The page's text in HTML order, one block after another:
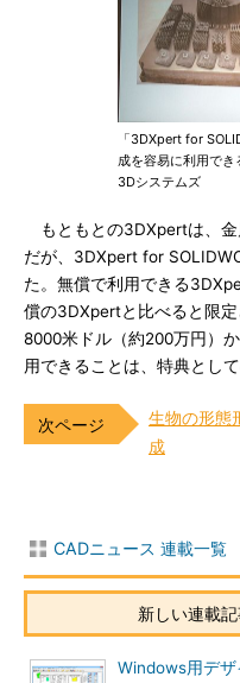
「3DXpert for
成を容易に利用でき
3Dシステムズ
もともとの3DXpertは、金
だが、3DXpert for
た。無償で利用できる
償の3DXpertと比べると限
8000米ドル（約200万円）
用できることは、特典とし
生物の形態
成
CADニュース 連載一覧
新しい連載
Windows用デ